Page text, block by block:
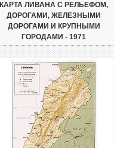
КАРТА ЛИВАНА С РЕЛЬЕФОМ,
ДОРОГАМИ, ЖЕЛЕЗНЫМИ
ДОРОГАМИ И КРУПНЫМИ
ГОРОДАМИ - 1971